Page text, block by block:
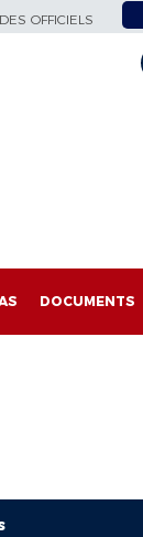
OFFICIELS
DOCUMENTS